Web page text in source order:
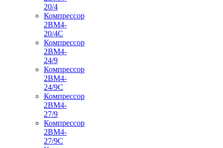
20/4
Компрессор
2ВМ4-
20/4С
Компрессор
2ВМ4-
24/9
Компрессор
2ВМ4-
24/9С
Компрессор
2ВМ4-
27/9
Компрессор
2ВМ4-
27/9С